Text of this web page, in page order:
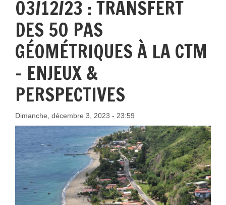
03/12/23 : TRANSFERT
DES 50 PAS
GÉOMÉTRIQUES À LA CTM
- ENJEUX &
PERSPECTIVES
Dimanche, décembre 3, 2023 - 23:59